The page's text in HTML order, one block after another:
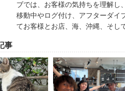
ブでは、お客様の気持ちを理解し
移動中やログ付け、アフターダイ
てお客様とお店、海、沖縄、そし
事